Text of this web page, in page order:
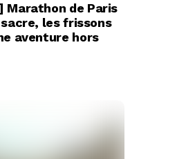
Marathon de Paris
sacre, les frissons
aventure hors